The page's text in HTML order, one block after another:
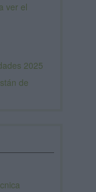
ver el
2025
de